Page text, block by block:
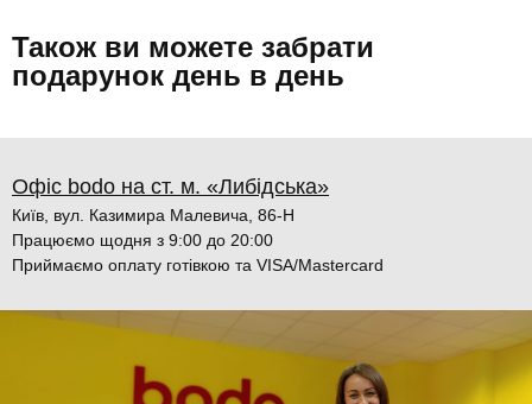
Також ви можете забрати
подарунок день в день
Офіс bodo на ст. м. «Либідська»
Київ, вул. Казимира Малевича, 86-Н
Працюємо щодня з 9:00 до 20:00
Приймаємо оплату готівкою та VISA/Mastercard